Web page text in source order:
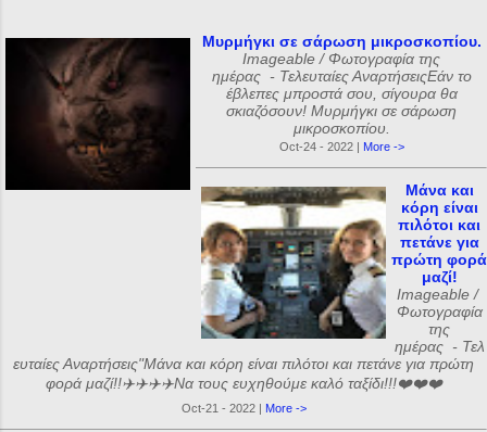
Μυρμήγκι σε σάρωση μικροσκοπίου.
Imageable / Φωτογραφία της
ημέρας - Τελευταίες ΑναρτήσειςΕάν το
έβλεπες μπροστά σου, σίγουρα θα
σκιαζόσουν! Μυρμήγκι σε σάρωση
μικροσκοπίου.
Oct-24 - 2022 | More ->
Μάνα και
κόρη είναι
πιλότοι και
πετάνε για
πρώτη φορά
μαζί!
Imageable /
Φωτογραφία
της
ημέρας - Τελ
ευταίες Αναρτήσεις"Μάνα και κόρη είναι πιλότοι και πετάνε για πρώτη
φορά μαζί!!✈️✈️✈️✈️Να τους ευχηθούμε καλό ταξίδι!!!❤️❤️❤️
Oct-21 - 2022 | More ->